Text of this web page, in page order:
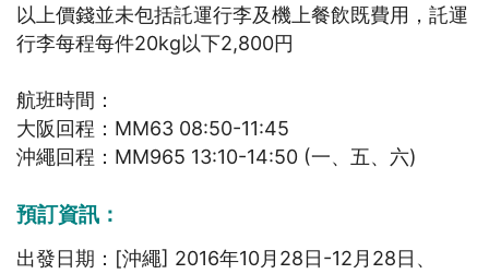
以上價錢並未包括託運行李及機上餐飲既費用，託運
行李每程每件20kg以下2,800円
航班時間：
大阪回程：MM63 08:50-11:45
沖繩回程：MM965 13:10-14:50 (一、五、六)
預訂資訊：
出發日期：[沖繩] 2016年10月28日-12月28日、